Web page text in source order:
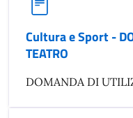
Cultura e Sport -
TEATRO
DOMANDA DI